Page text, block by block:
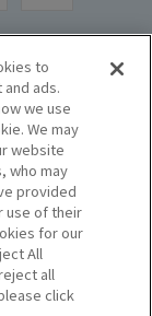
・JR Kikaku
inc.
データなどの無断
in this page
to
ads.
we use
We may
website
who may
provided
use of their
for our
All
all
click